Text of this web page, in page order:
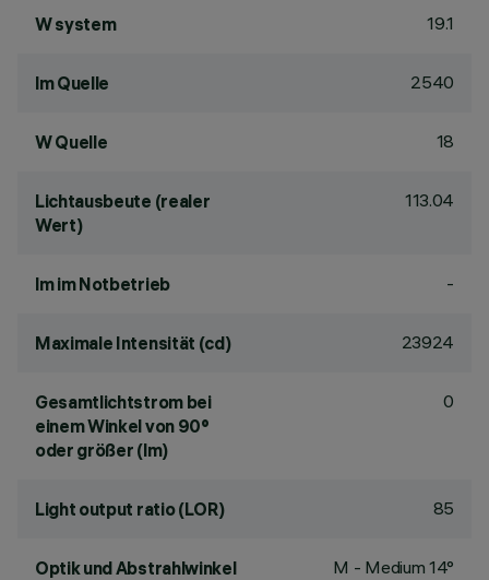
W system 19.1
lm Quelle 2540
W Quelle 18
Lichtausbeute (realer
Wert)
113.04
lm im Notbetrieb -
Maximale Intensität (cd) 23924
Gesamtlichtstrom bei
einem Winkel von 90°
oder größer (lm)
0
Light output ratio (LOR) 85
Optik und Abstrahlwinkel M - Medium 14°